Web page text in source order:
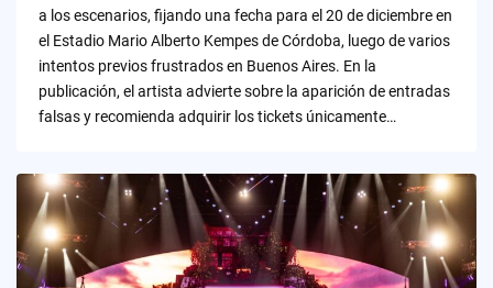
a los escenarios, fijando una fecha para el 20 de diciembre en
el Estadio Mario Alberto Kempes de Córdoba, luego de varios
intentos previos frustrados en Buenos Aires. En la
publicación, el artista advierte sobre la aparición de entradas
falsas y recomienda adquirir los tickets únicamente…